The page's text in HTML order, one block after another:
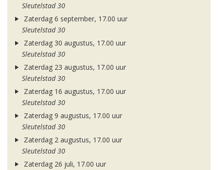
Sleutelstad 30
Zaterdag 6 september, 17.00 uur
Sleutelstad 30
Zaterdag 30 augustus, 17.00 uur
Sleutelstad 30
Zaterdag 23 augustus, 17.00 uur
Sleutelstad 30
Zaterdag 16 augustus, 17.00 uur
Sleutelstad 30
Zaterdag 9 augustus, 17.00 uur
Sleutelstad 30
Zaterdag 2 augustus, 17.00 uur
Sleutelstad 30
Zaterdag 26 juli, 17.00 uur